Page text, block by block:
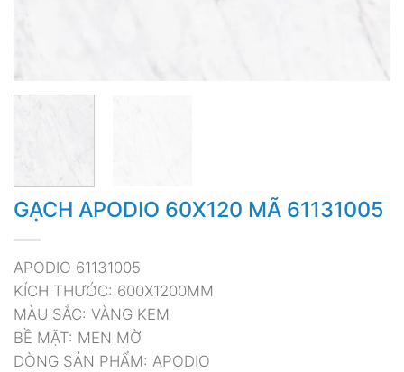
GẠCH APODIO 60X120 MÃ 61131005
APODIO 61131005
KÍCH THƯỚC: 600X1200MM
MÀU SẮC: VÀNG KEM
BỀ MẶT: MEN MỜ
DÒNG SẢN PHẨM: APODIO